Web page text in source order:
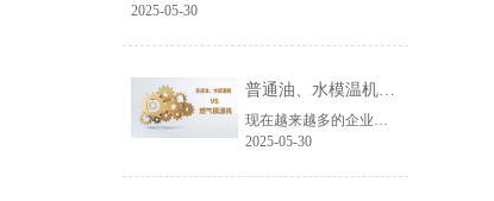
2025-05-30
普通油、水模温机和燃气模温机的优缺点
现在越来越多的企业生产中都会用到模温机，那么选什么模温机才最实用最高效也是很多人考虑的问题，比如在燃气模温机和电热模温机哪个比较好，相信很多人都不是很了解，电热
2025-05-30